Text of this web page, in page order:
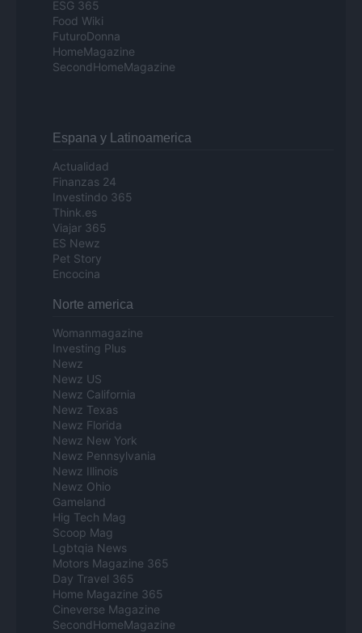
ESG 365
Food Wiki
FuturoDonna
HomeMagazine
SecondHomeMagazine
Espana y Latinoamerica
Actualidad
Finanzas 24
Investindo 365
Think.es
Viajar 365
ES Newz
Pet Story
Encocina
Norte america
Womanmagazine
Investing Plus
Newz
Newz US
Newz California
Newz Texas
Newz Florida
Newz New York
Newz Pennsylvania
Newz Illinois
Newz Ohio
Gameland
Hig Tech Mag
Scoop Mag
Lgbtqia News
Motors Magazine 365
Day Travel 365
Home Magazine 365
Cineverse Magazine
SecondHomeMagazine